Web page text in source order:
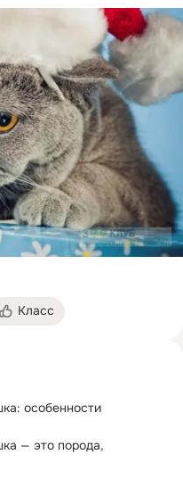
Класс
особенности
— это порода,